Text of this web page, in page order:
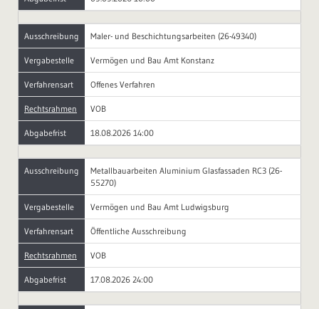
Ausschreibung Maler- und Beschichtungsarbeiten (26-49340)
Vergabestelle Vermögen und Bau Amt Konstanz
Verfahrensart Offenes Verfahren
Rechtsrahmen VOB
Abgabefrist 18.08.2026 14:00
Ausschreibung
Metallbauarbeiten Aluminium Glasfassaden RC3 (26-
55270)
Vergabestelle Vermögen und Bau Amt Ludwigsburg
Verfahrensart Öffentliche Ausschreibung
Rechtsrahmen VOB
Abgabefrist 17.08.2026 24:00